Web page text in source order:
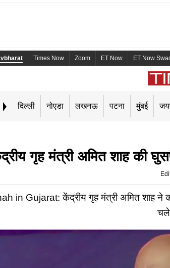
Times Now Zoom ET Now ET Now
दिल्ली नोएडा लखनऊ पटना मुंबई
गृह मंत्री अमित शाह की
in Gujarat: केंद्रीय गृह मंत्री अमित शाह ने
चले